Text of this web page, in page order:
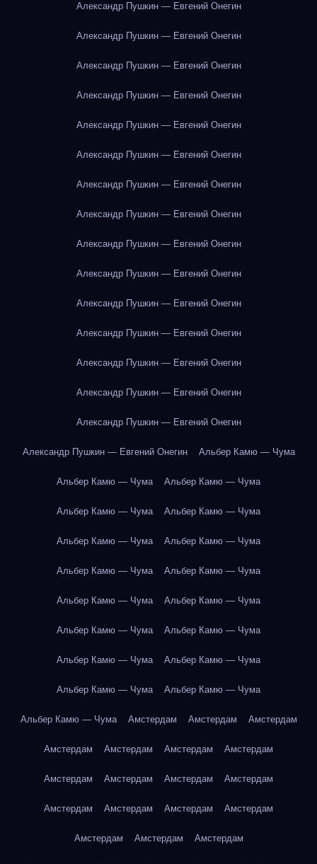
Александр Пушкин — Евгений Онегин
Александр Пушкин — Евгений Онегин
Александр Пушкин — Евгений Онегин
Александр Пушкин — Евгений Онегин
Александр Пушкин — Евгений Онегин
Александр Пушкин — Евгений Онегин
Александр Пушкин — Евгений Онегин
Александр Пушкин — Евгений Онегин
Александр Пушкин — Евгений Онегин
Александр Пушкин — Евгений Онегин
Александр Пушкин — Евгений Онегин
Александр Пушкин — Евгений Онегин
Александр Пушкин — Евгений Онегин
Александр Пушкин — Евгений Онегин
Александр Пушкин — Евгений Онегин
Александр Пушкин — Евгений Онегин Альбер Камю — Чума
Альбер Камю — Чума Альбер Камю — Чума
Альбер Камю — Чума Альбер Камю — Чума
Альбер Камю — Чума Альбер Камю — Чума
Альбер Камю — Чума Альбер Камю — Чума
Альбер Камю — Чума Альбер Камю — Чума
Альбер Камю — Чума Альбер Камю — Чума
Альбер Камю — Чума Альбер Камю — Чума
Альбер Камю — Чума Альбер Камю — Чума
Альбер Камю — Чума Амстердам Амстердам Амстердам
Амстердам Амстердам Амстердам Амстердам
Амстердам Амстердам Амстердам Амстердам
Амстердам Амстердам Амстердам Амстердам
Амстердам Амстердам Амстердам